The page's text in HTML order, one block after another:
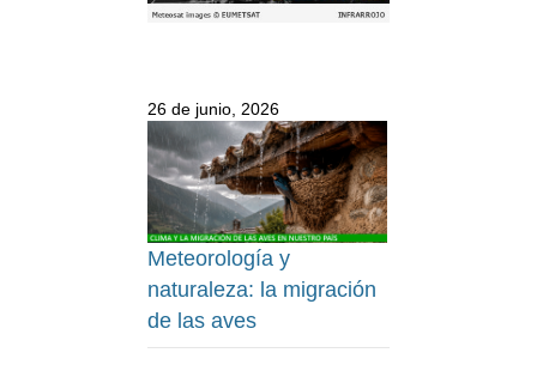
26 de junio, 2026
Meteorología y
naturaleza: la migración
de las aves